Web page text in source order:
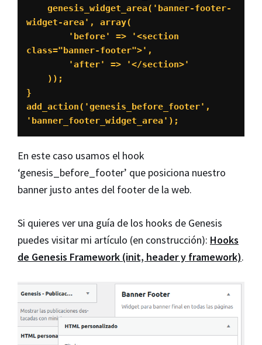
widget-area', array(
class="banner-footer">',
}
add_action('genesis_before_footer',
'banner_footer_widget_area');
En este caso usamos el hook
‘genesis_before_footer’ que posiciona nuestro
banner justo antes del footer de la web.
Si quieres ver una guía de los hooks de Genesis
puedes visitar mi artículo (en construcción): Hooks
de Genesis Framework (init, header y framework).